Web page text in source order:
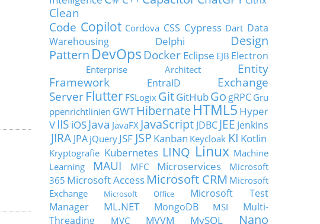
Clean
Code Copilot Cordova CSS Cypress Dart Data
Warehousing
Delphi
Design
Pattern DevOps Docker Eclipse EJB Electron
Enterprise Architect
Entity
Framework
EntraID
Exchange
Server Flutter FSLogix GitGitHubGo gRPC Gru
ppenrichtlinien GWT HibernateHTML5 Hyper
VIIS iOSJava JavaFX JavaScript JDBC JEE Jenkins
JIRA JPA jQuery JSF JSP Kanban Keycloak KI Kotlin
Kryptografie Kubernetes LINQ Linux Machine
Learning
MAUI MFC Microservices
Microsoft
365 Microsoft Access Microsoft CRM Microsoft
Exchange
Microsoft Office
Microsoft Test
Manager
ML.NET MongoDB MSI
Multi-
Threading
MVC MVVM MySQL
Nano